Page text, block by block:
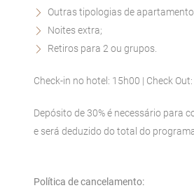
Outras tipologias de
Noites extra;
Retiros para 2 ou grupos.
Check-in no hotel: 15h00 | Check
Depósito de 30% é necessário para
e será deduzido do total do
Política de cancelamento: